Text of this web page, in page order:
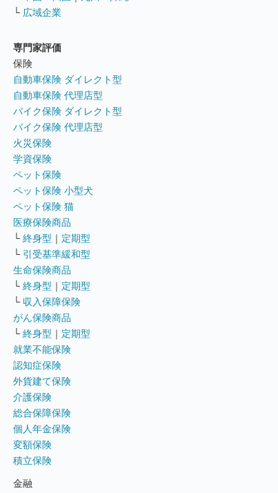
└ 広域企業
専門家評価
保険
自動車保険 ダイレクト型
自動車保険 代理店型
バイク保険 ダイレクト型
バイク保険 代理店型
火災保険
学資保険
ペット保険
ペット保険 小型犬
ペット保険 猫
医療保険商品
└ 終身型 ｜ 定期型
└ 引受基準緩和型
生命保険商品
└ 終身型 ｜ 定期型
└ 収入保障保険
がん保険商品
└ 終身型 ｜ 定期型
就業不能保険
認知症保険
外貨建て保険
介護保険
総合保障保険
個人年金保険
変額保険
積立保険
金融